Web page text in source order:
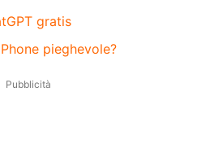
gratis
pieghevole?
Pubblicità